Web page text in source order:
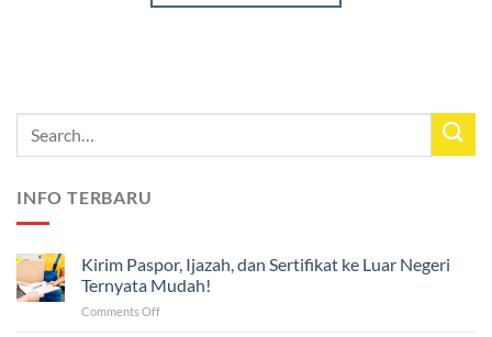
INFO TERBARU
Kirim Paspor, Ijazah, dan Sertifikat ke Luar Negeri
Ternyata Mudah!
Comments Offon